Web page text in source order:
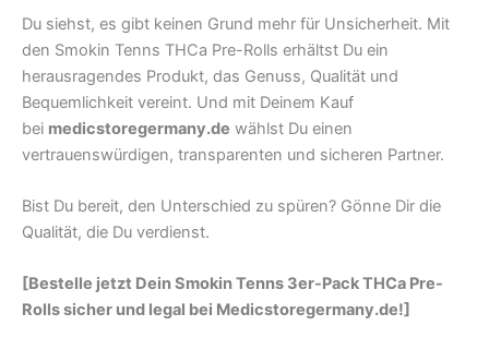
Du siehst, es gibt keinen Grund mehr für Unsicherheit. Mit
den Smokin Tenns THCa Pre-Rolls erhältst Du ein
herausragendes Produkt, das Genuss, Qualität und
Bequemlichkeit vereint. Und mit Deinem Kauf
bei medicstoregermany.de wählst Du einen
vertrauenswürdigen, transparenten und sicheren Partner.
Bist Du bereit, den Unterschied zu spüren? Gönne Dir die
Qualität, die Du verdienst.
[Bestelle jetzt Dein Smokin Tenns 3er-Pack THCa Pre-
Rolls sicher und legal bei Medicstoregermany.de!]